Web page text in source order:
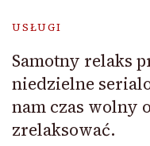
USŁUGI
Samotny relaks
niedzielne
nam czas wolny
zrelaksować.